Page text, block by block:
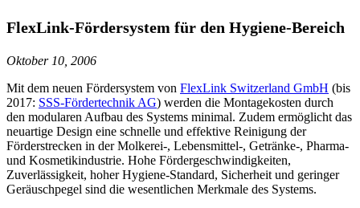
FlexLink-Fördersystem für den Hygiene-Bereich
Oktober 10, 2006
Mit dem neuen Fördersystem von FlexLink Switzerland GmbH (bis
2017: SSS-Fördertechnik AG) werden die Montagekosten durch
den modularen Aufbau des Systems minimal. Zudem ermöglicht das
neuartige Design eine schnelle und effektive Reinigung der
Förderstrecken in der Molkerei-, Lebensmittel-, Getränke-, Pharma-
und Kosmetikindustrie. Hohe Fördergeschwindigkeiten,
Zuverlässigkeit, hoher Hygiene-Standard, Sicherheit und geringer
Geräuschpegel sind die wesentlichen Merkmale des Systems.